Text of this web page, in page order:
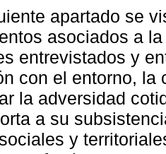
apartado se
asociados a
entrevistados y
con el entorno, la
la adversidad
a su
y